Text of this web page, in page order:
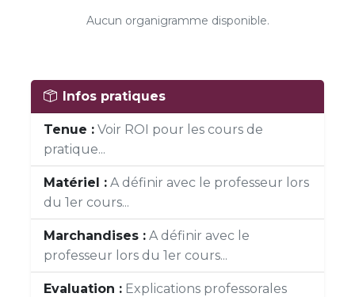
Aucun organigramme disponible.
Infos pratiques
Tenue : Voir ROI pour les cours de
pratique...
Matériel : A définir avec le professeur lors
du 1er cours...
Marchandises : A définir avec le
professeur lors du 1er cours...
Evaluation : Explications professorales